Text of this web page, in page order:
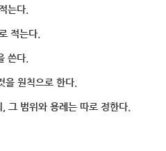
는다.
적는다.
쓴다.
을 원칙으로 한다.
그 범위와 용례는 따로 정한다.